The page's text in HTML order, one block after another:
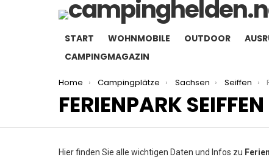
START WOHNMOBILE OUTDOOR
CAMPINGMAGAZIN
You are here:
Home Campingplätze Sachsen Seiffen
FERIENPARK SEIFFEN
Hier finden Sie alle wichtigen Daten und Infos zu